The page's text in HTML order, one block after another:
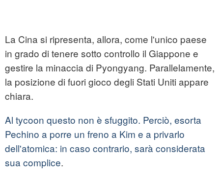
La Cina si ripresenta, allora, come l'unico paese
in grado di tenere sotto controllo il Giappone e
gestire la minaccia di Pyongyang. Parallelamente,
la posizione di fuori gioco degli Stati Uniti appare
chiara.
Al tycoon questo non è sfuggito. Perciò, esorta
Pechino a porre un freno a Kim e a privarlo
dell'atomica: in caso contrario, sarà considerata
sua complice.